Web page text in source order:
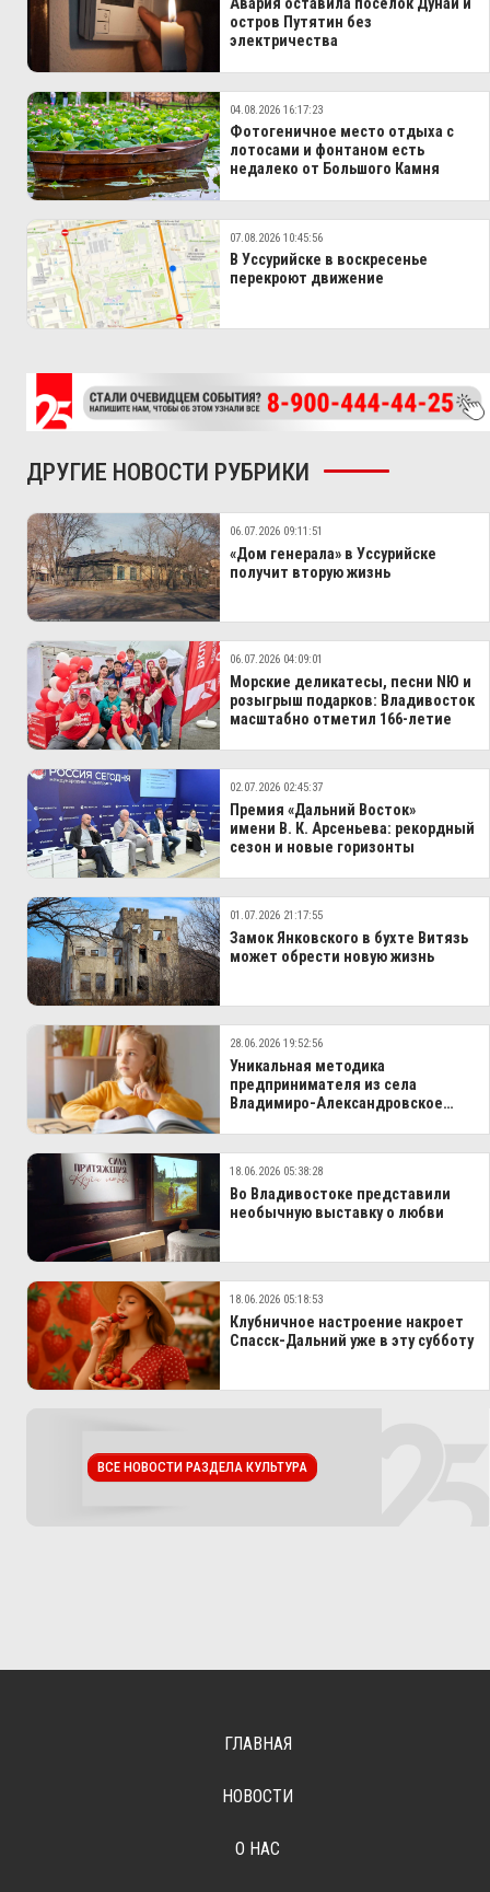
Авария оставила посёлок Дунай и
остров Путятин без
электричества
04.08.2026 16:17:23
Фотогеничное место отдыха с
лотосами и фонтаном есть
недалеко от Большого Камня
07.08.2026 10:45:56
В Уссурийске в воскресенье
перекроют движение
ДРУГИЕ НОВОСТИ РУБРИКИ
06.07.2026 09:11:51
«Дом генерала» в Уссурийске
получит вторую жизнь
06.07.2026 04:09:01
Морские деликатесы, песни NЮ и
розыгрыш подарков: Владивосток
масштабно отметил 166-летие
02.07.2026 02:45:37
Премия «Дальний Восток»
имени В. К. Арсеньева: рекордный
сезон и новые горизонты
01.07.2026 21:17:55
Замок Янковского в бухте Витязь
может обрести новую жизнь
28.06.2026 19:52:56
Уникальная методика
предпринимателя из села
Владимиро‑Александровское
18.06.2026 05:38:28
Во Владивостоке представили
необычную выставку о любви
18.06.2026 05:18:53
Клубничное настроение накроет
Спасск‑Дальний уже в эту субботу
ВСЕ НОВОСТИ РАЗДЕЛА КУЛЬТУРА
ГЛАВНАЯ
НОВОСТИ
О НАС